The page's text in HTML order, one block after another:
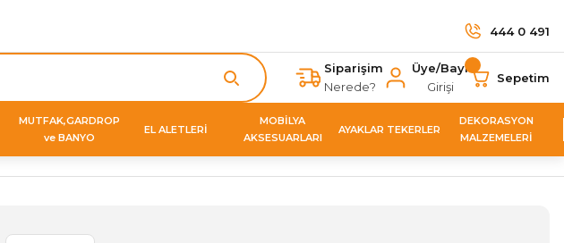
444 0 491
Siparişim
Nerede?
Üye/Bayi
Girişi
Sepetim
MUTFAK,GARDROP
ve BANYO
EL ALETLERİ
MOBİLYA
AKSESUARLARI
AYAKLAR TEKERLER
DEKORASYON
MALZEMELERİ